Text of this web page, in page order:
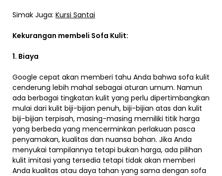
Simak Juga: Kursi Santai
Kekurangan membeli Sofa Kulit:
1. Biaya
Google cepat akan memberi tahu Anda bahwa sofa kulit
cenderung lebih mahal sebagai aturan umum. Namun
ada berbagai tingkatan kulit yang perlu dipertimbangkan
mulai dari kulit biji-bijian penuh, biji-bijian atas dan kulit
biji-bijian terpisah, masing-masing memiliki titik harga
yang berbeda yang mencerminkan perlakuan pasca
penyamakan, kualitas dan nuansa bahan. Jika Anda
menyukai tampilannya tetapi bukan harga, ada pilihan
kulit imitasi yang tersedia tetapi tidak akan memberi
Anda kualitas atau daya tahan yang sama dengan sofa